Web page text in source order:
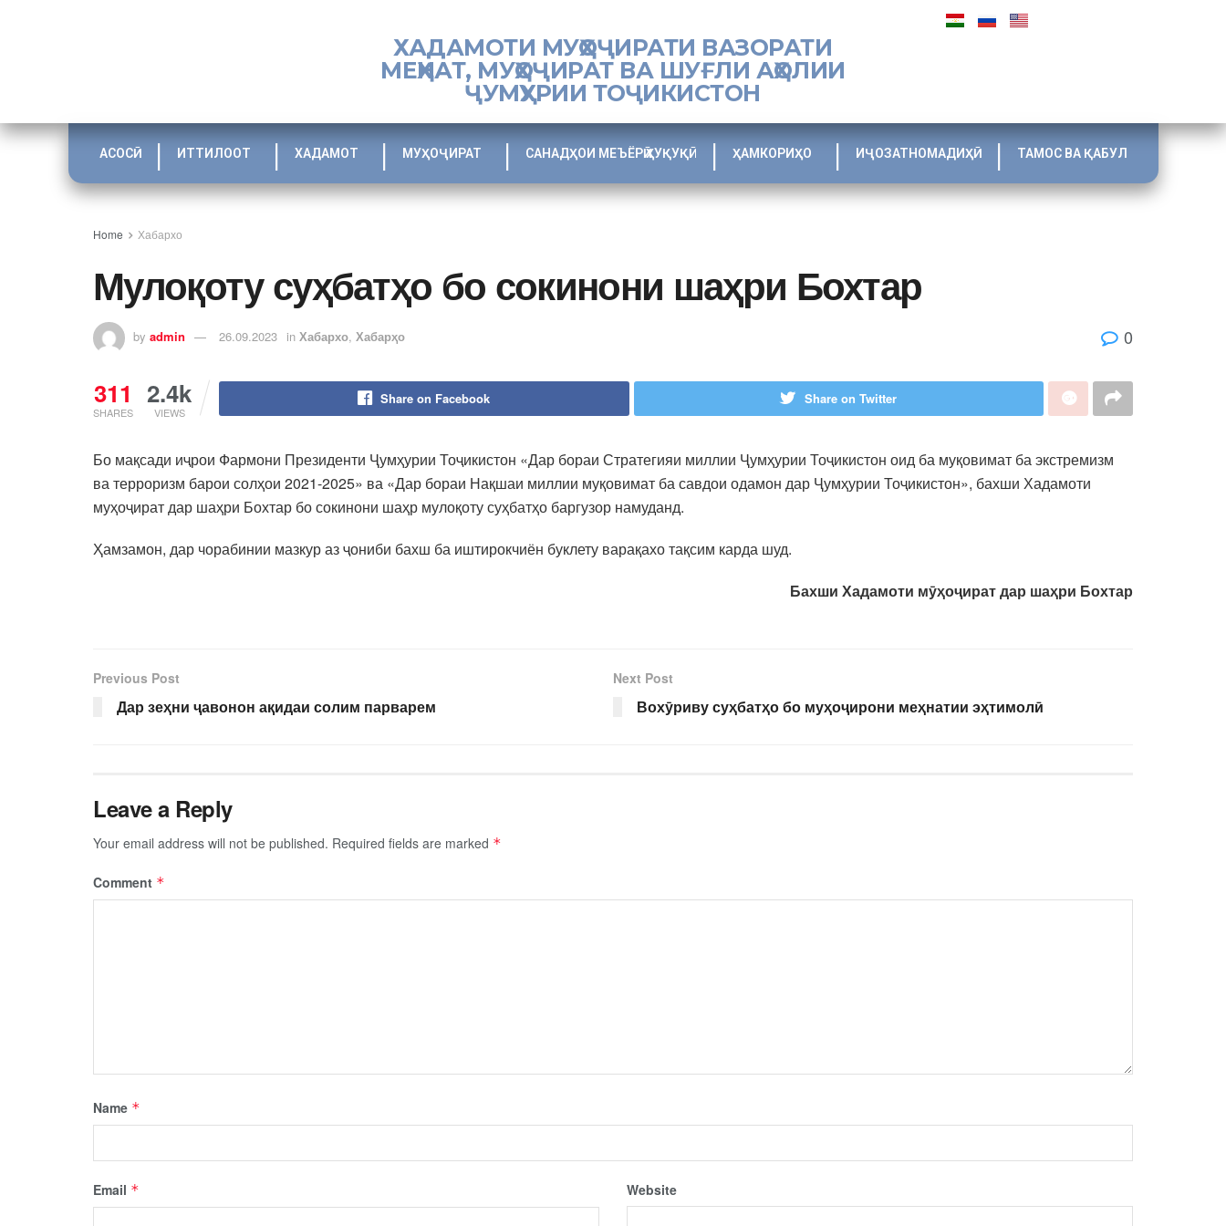
ХАДАМОТИ МУҲОҶИРАТИ ВАЗОРАТИ
МЕҲНАТ, МУҲОҶИРАТ ВА ШУҒЛИ АҲОЛИИ
ҶУМҲУРИИ ТОҶИКИСТОН
АСОСӢ ИТТИЛООТ ХАДАМОТ МУҲОҶИРАТ САНАДҲОИ МЕЪЁРӢ ҲУҚУҚӢ ҲАМКОРИҲО ИҶОЗАТНОМАДИҲӢ ТАМОС ВА ҚАБУЛ
Home Хабархо
Мулоқоту суҳбатҳо бо сокинони шаҳри Бохтар
by admin 26.09.2023 in Хабархо, Хабарҳо 0
311
SHARES
2.4k
VIEWS
Share on Facebook Share on Twitter
Бо мақсади иҷрои Фармони Президенти Ҷумҳурии Тоҷикистон «Дар бораи Стратегияи миллии Ҷумҳурии Тоҷикистон оид ба муқовимат ба экстремизм
ва терроризм барои солҳои 2021-2025» ва «Дар бораи Нақшаи миллии муқовимат ба савдои одамон дар Ҷумҳурии Тоҷикистон», бахши Хадамоти
муҳоҷират дар шаҳри Бохтар бо сокинони шаҳр мулоқоту суҳбатҳо баргузор намуданд.
Ҳамзамон, дар чорабинии мазкур аз ҷониби бахш ба иштирокчиён буклету варақахо тақсим карда шуд.
Бахши Хадамоти мӯҳоҷират дар шаҳри Бохтар
Previous Post
Дар зеҳни ҷавонон ақидаи солим парварем
Next Post
Вохӯриву суҳбатҳо бо муҳоҷирони меҳнатии эҳтимолӣ
Leave a Reply
Your email address will not be published. Required fields are marked *
Comment *
Name *
Email * Website